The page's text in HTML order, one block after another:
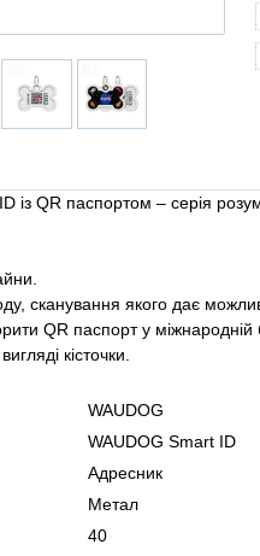
із QR паспортом – серія
сканування якого дає
QR паспорт у міжнародній
кісточки.
WAUDOG
WAUDOG Smart ID
Адресник
Метал
40